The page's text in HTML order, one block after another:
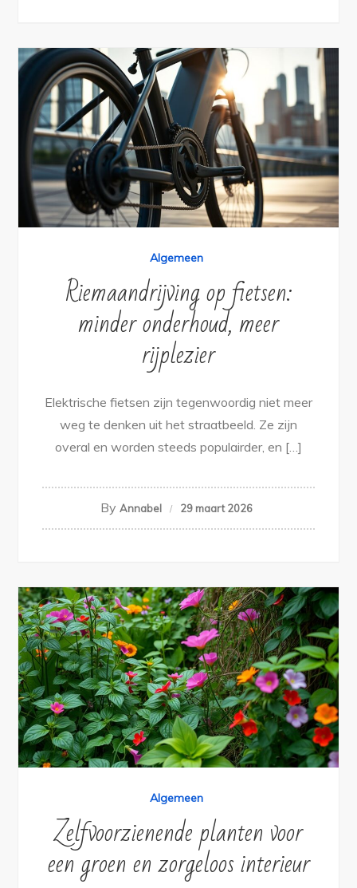
Algemeen
Riemaandrijving op fietsen:
minder onderhoud, meer
rijplezier
Elektrische fietsen zijn tegenwoordig niet meer
weg te denken uit het straatbeeld. Ze zijn
overal en worden steeds populairder, en […]
By Annabel 29 maart 2026
Algemeen
Zelfvoorzienende planten voor
een groen en zorgeloos interieur